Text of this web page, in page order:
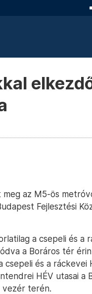
az M5-ös
Fejlesztési
a csepeli és a
a Boráros tér
és a ráckevei
HÉV utasai
vezér terén.